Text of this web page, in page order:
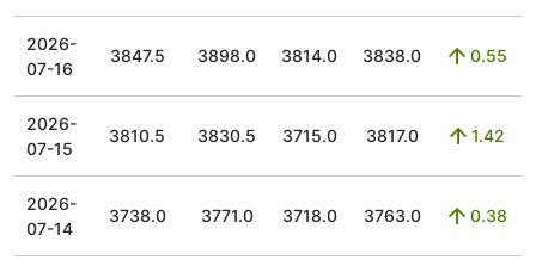
2026-
07-16
3847.5 3898.0 3814.0 3838.0 0.55
2026-
07-15
3810.5 3830.5 3715.0 3817.0 1.42
2026-
07-14
3738.0 3771.0 3718.0 3763.0 0.38